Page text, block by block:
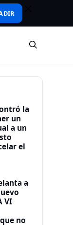
la
un
a un
el
a
VI
no